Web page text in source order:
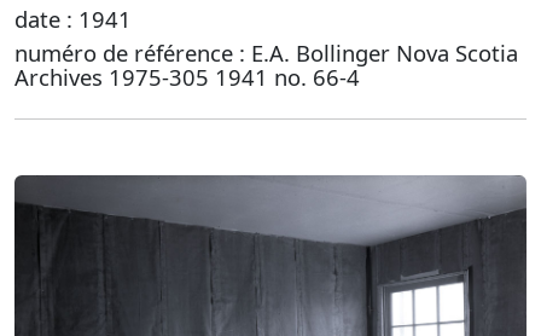
date : 1941
numéro de référence : E.A. Bollinger Nova Scotia
Archives 1975-305 1941 no. 66-4